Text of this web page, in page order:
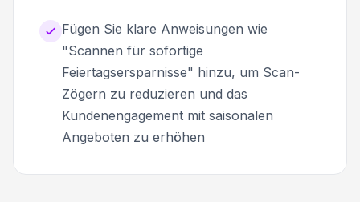
Fügen Sie klare Anweisungen wie
"Scannen für sofortige
Feiertagsersparnisse" hinzu, um Scan-
Zögern zu reduzieren und das
Kundenengagement mit saisonalen
Angeboten zu erhöhen